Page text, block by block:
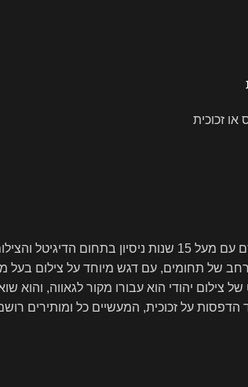
זכוכית
יוגב כהן – מומחה לפרסום דיגיטלי וצילום ייחודי יוגב כהן, בן
רחב של תחומים, עם דגש מיוחד על צילום בעל
יהודי הוא עבורו מקור לגאווה, והוא
הדפסות על זכוכית, המעשיים כל ומותירים